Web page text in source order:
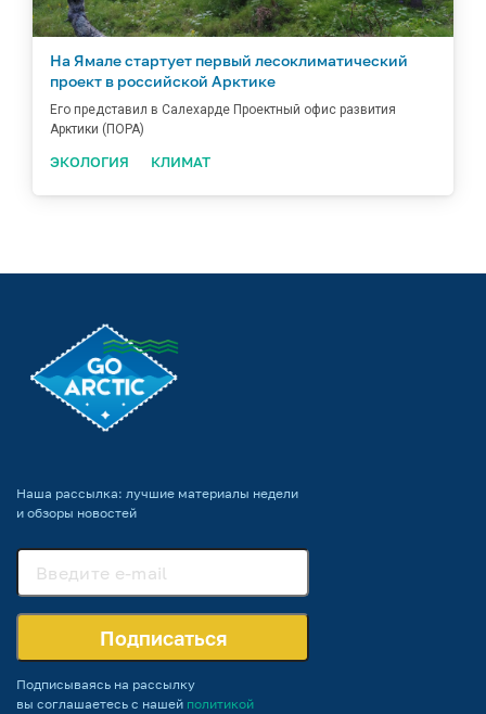
На Ямале стартует первый лесоклиматический
проект в российской Арктике
Его представил в Салехарде Проектный офис развития
Арктики (ПОРА)
ЭКОЛОГИЯ КЛИМАТ
Наша рассылка: лучшие материалы недели
и обзоры новостей
Подписаться
Подписываясь на рассылку
вы соглашаетесь с нашей политикой